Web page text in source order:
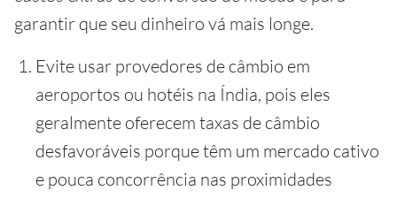
garantir que seu dinheiro vá mais longe.
Evite usar provedores de câmbio em
aeroportos ou hotéis na Índia, pois eles
geralmente oferecem taxas de câmbio
desfavoráveis porque têm um mercado cativo
e pouca concorrência nas proximidades